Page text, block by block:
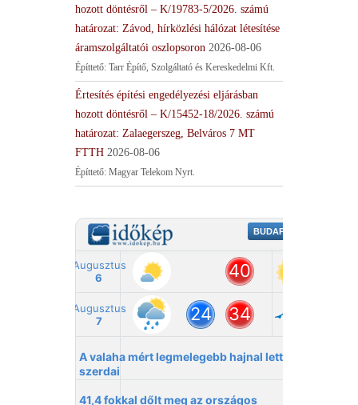
hozott döntésről – K/19783-5/2026. számú
határozat: Závod, hírközlési hálózat létesítése
áramszolgáltatói oszlopsoron 2026-08-06
Építtető: Tarr Építő, Szolgáltató és Kereskedelmi Kft.
Értesítés építési engedélyezési eljárásban
hozott döntésről – K/15452-18/2026. számú
határozat: Zalaegerszeg, Belváros 7 MT
FTTH 2026-08-06
Építtető: Magyar Telekom Nyrt.